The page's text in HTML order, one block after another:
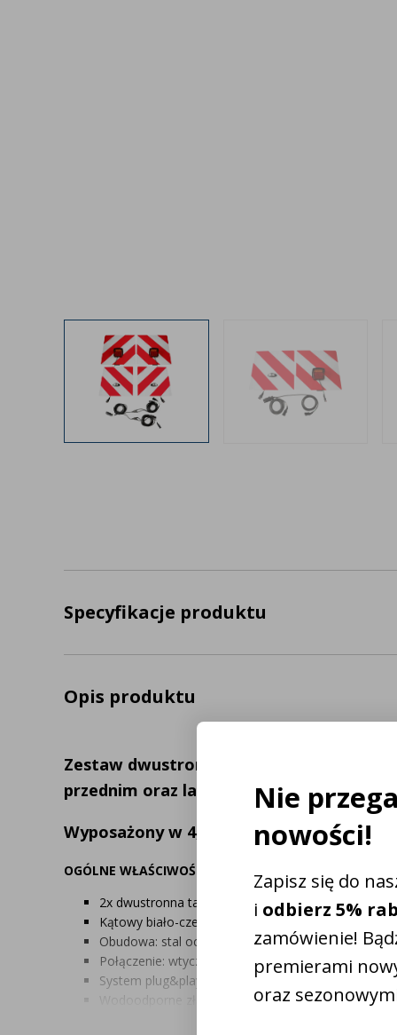
Specyfikacje produktu
Opis produktu
Zestaw dwustronnych tablic
przednim oraz lampą tylną LED
Wyposażony w 4,5 metrowy kabel
OGÓLNE WŁAŚCIWOŚCI
2x dwustronna tablica ostrzegawcza z
Kątowy biało-czerwony
Obudowa: stal ocynkowana
Połączenie: wtyczka 7 pin, kabel 4,5 metra
System plug&play – łatwe połączenie z ciągnikiem /
Wodoodporne złącze
Nie
nowości!
Zapisz się do
i odbierz 5%
zamówienie!
premierami
oraz